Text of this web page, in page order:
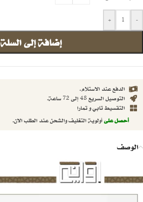
-
+
إضافة إلى السلة
الدفع عند الاستلام.
التوصيل السريع 48 إلى 72 ساعة.
التقسيط تابي و تمارا
أحصل علىأولوية التغليف والشحن عند الطلب الان.
الوصف